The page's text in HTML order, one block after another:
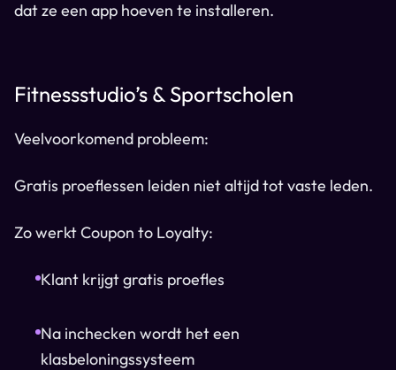
dat ze een app hoeven te installeren.
Fitnessstudio’s & Sportscholen
Veelvoorkomend probleem:
Gratis proeflessen leiden niet altijd tot vaste leden.
Zo werkt Coupon to Loyalty:
Klant krijgt gratis proefles
Na inchecken wordt het een
klasbeloningssysteem